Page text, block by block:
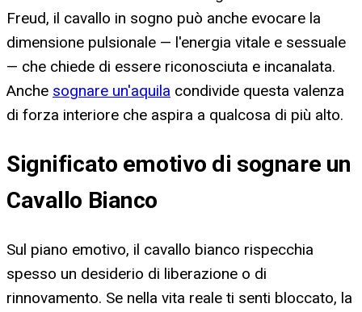
Freud, il cavallo in sogno può anche evocare la
dimensione pulsionale — l'energia vitale e sessuale
— che chiede di essere riconosciuta e incanalata.
Anche sognare un'aquila condivide questa valenza
di forza interiore che aspira a qualcosa di più alto.
Significato emotivo di sognare un
Cavallo Bianco
Sul piano emotivo, il cavallo bianco rispecchia
spesso un desiderio di liberazione o di
rinnovamento. Se nella vita reale ti senti bloccato, la